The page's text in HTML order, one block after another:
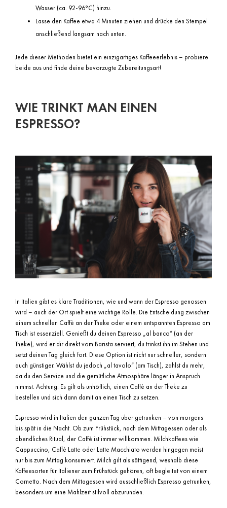
Wasser (ca. 92-96°C) hinzu.
Lasse den Kaffee etwa 4 Minuten ziehen und drücke den Stempel
anschließend langsam nach unten.
Jede dieser Methoden bietet ein einzigartiges Kaffeeerlebnis – probiere
beide aus und finde deine bevorzugte Zubereitungsart!
WIE TRINKT MAN EINEN
ESPRESSO?
In Italien gibt es klare Traditionen, wie und wann der Espresso genossen
wird – auch der Ort spielt eine wichtige Rolle. Die Entscheidung zwischen
einem schnellen Caffè an der Theke oder einem entspannten Espresso am
Tisch ist essenziell. Genießt du deinen Espresso „al banco“ (an der
Theke), wird er dir direkt vom Barista serviert, du trinkst ihn im Stehen und
setzt deinen Tag gleich fort. Diese Option ist nicht nur schneller, sondern
auch günstiger. Wählst du jedoch „al tavolo“ (am Tisch), zahlst du mehr,
da du den Service und die gemütliche Atmosphäre länger in Anspruch
nimmst. Achtung: Es gilt als unhöflich, einen Caffè an der Theke zu
bestellen und sich dann damit an einen Tisch zu setzen.
Espresso wird in Italien den ganzen Tag über getrunken – von morgens
bis spät in die Nacht. Ob zum Frühstück, nach dem Mittagessen oder als
abendliches Ritual, der Caffè ist immer willkommen. Milchkaffees wie
Cappuccino, Caffè Latte oder Latte Macchiato werden hingegen meist
nur bis zum Mittag konsumiert. Milch gilt als sättigend, weshalb diese
Kaffeesorten für Italiener zum Frühstück gehören, oft begleitet von einem
Cornetto. Nach dem Mittagessen wird ausschließlich Espresso getrunken,
besonders um eine Mahlzeit stilvoll abzurunden.